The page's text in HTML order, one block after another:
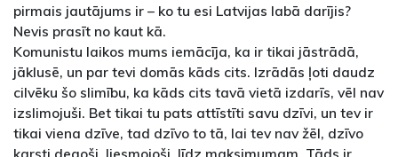
pirmais jautājums ir – ko tu esi Latvijas labā darījis?
Nevis prasīt no kaut kā.
Komunistu laikos mums iemācīja, ka ir tikai jāstrādā,
jāklusē, un par tevi domās kāds cits. Izrādās ļoti daudz
cilvēku šo slimību, ka kāds cits tavā vietā izdarīs, vēl nav
izslimojuši. Bet tikai tu pats attīstīti savu dzīvi, un tev ir
tikai viena dzīve, tad dzīvo to tā, lai tev nav žēl, dzīvo
karsti degoši, liesmojoši, līdz maksimumam. Tāds ir